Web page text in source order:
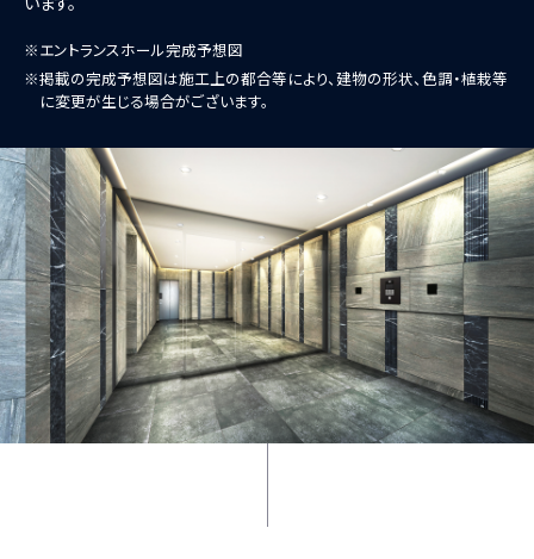
※エントランスホール完成予想図
※掲載の完成予想図は施工上の都合等により、建物の形状、色調・植栽等
に変更が生じる場合がございます。